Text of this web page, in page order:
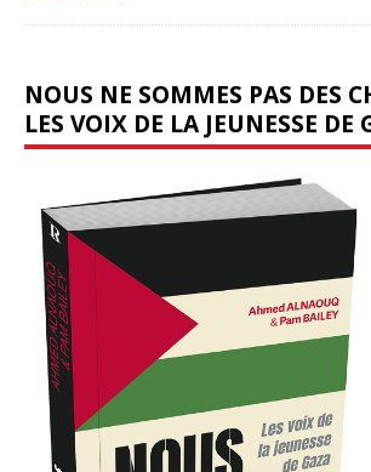
NOUS NE SOMMES PAS DES
LES VOIX DE LA JEUNESSE DE